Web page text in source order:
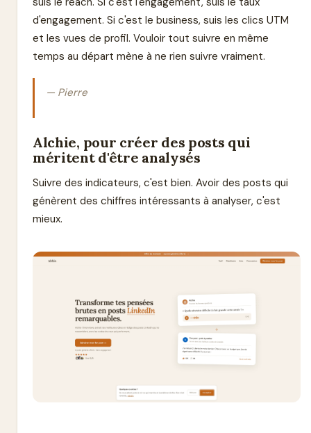
d'engagement. Si c'est le business, suis les clics UTM
et les vues de profil. Vouloir tout suivre en même
temps au départ mène à ne rien suivre vraiment.
— Pierre
Alchie, pour créer des posts qui
méritent d'être analysés
Suivre des indicateurs, c'est bien. Avoir des posts qui
génèrent des chiffres intéressants à analyser, c'est
mieux.